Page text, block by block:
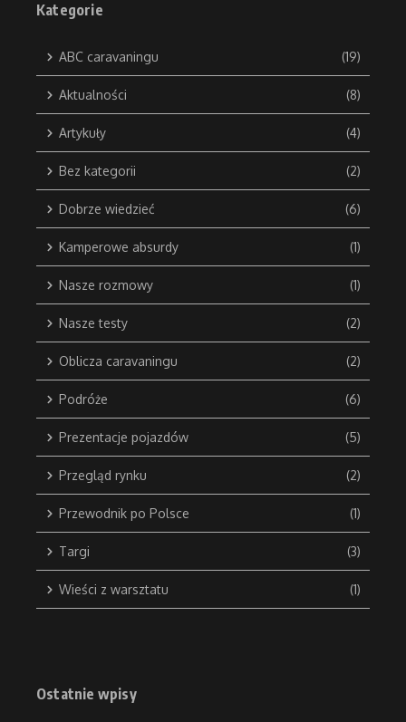
Kategorie
ABC caravaningu (19)
Aktualności (8)
Artykuły (4)
Bez kategorii (2)
Dobrze wiedzieć (6)
Kamperowe absurdy (1)
Nasze rozmowy (1)
Nasze testy (2)
Oblicza caravaningu (2)
Podróże (6)
Prezentacje pojazdów (5)
Przegląd rynku (2)
Przewodnik po Polsce (1)
Targi (3)
Wieści z warsztatu (1)
Ostatnie wpisy